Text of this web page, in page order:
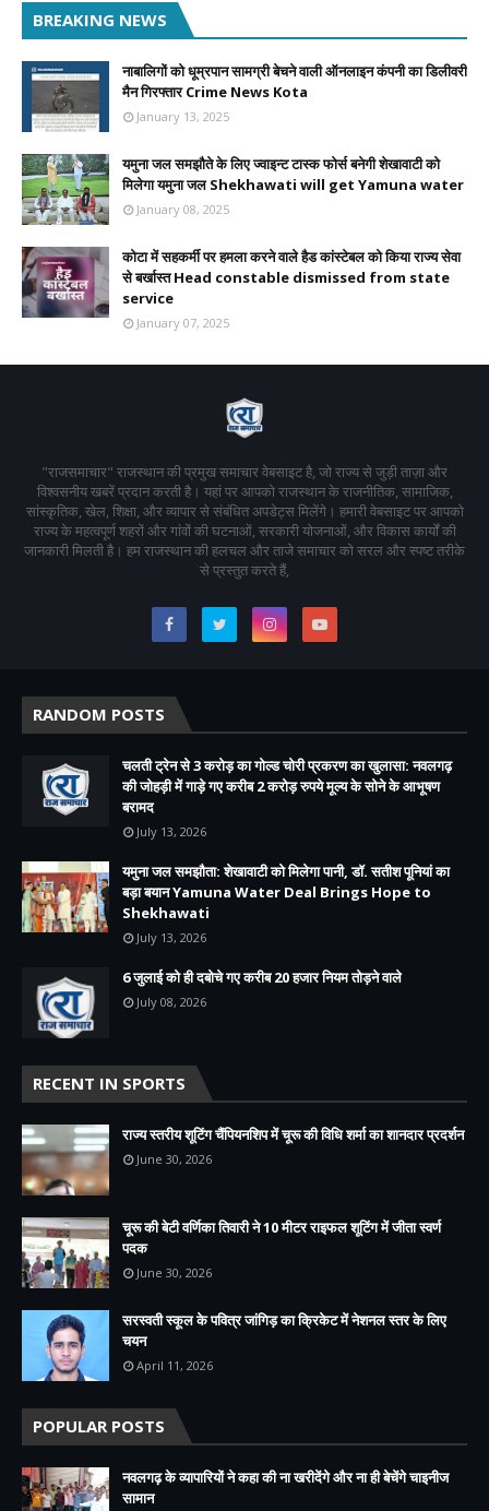
BREAKING NEWS
नाबालिगों को धूम्रपान सामग्री बेचने वाली ऑनलाइन कंपनी का डिलीवरी
मैन गिरफ्तार Crime News Kota
January 13, 2025
यमुना जल समझौते के लिए ज्वाइन्ट टास्क फोर्स बनेगी शेखावाटी को
मिलेगा यमुना जल Shekhawati will get Yamuna water
January 08, 2025
कोटा में सहकर्मी पर हमला करने वाले हैड कांस्टेबल को किया राज्य सेवा
से बर्खास्त Head constable dismissed from state
service
January 07, 2025
"राजसमाचार" राजस्थान की प्रमुख समाचार वेबसाइट है, जो राज्य से जुड़ी ताज़ा और
विश्वसनीय खबरें प्रदान करती है। यहां पर आपको राजस्थान के राजनीतिक, सामाजिक,
सांस्कृतिक, खेल, शिक्षा, और व्यापार से संबंधित अपडेट्स मिलेंगे। हमारी वेबसाइट पर आपको
राज्य के महत्वपूर्ण शहरों और गांवों की घटनाओं, सरकारी योजनाओं, और विकास कार्यों की
जानकारी मिलती है। हम राजस्थान की हलचल और ताजे समाचार को सरल और स्पष्ट तरीके
से प्रस्तुत करते हैं,
RANDOM POSTS
चलती ट्रेन से 3 करोड़ का गोल्ड चोरी प्रकरण का खुलासा: नवलगढ़
की जोहड़ी में गाड़े गए करीब 2 करोड़ रुपये मूल्य के सोने के आभूषण
बरामद
July 13, 2026
यमुना जल समझौता: शेखावाटी को मिलेगा पानी, डॉ. सतीश पूनियां का
बड़ा बयान Yamuna Water Deal Brings Hope to
Shekhawati
July 13, 2026
6 जुलाई को ही दबोचे गए करीब 20 हजार नियम तोड़ने वाले
July 08, 2026
RECENT IN SPORTS
राज्य स्तरीय शूटिंग चैंपियनशिप में चूरू की विधि शर्मा का शानदार प्रदर्शन
June 30, 2026
चूरू की बेटी वर्णिका तिवारी ने 10 मीटर राइफल शूटिंग में जीता स्वर्ण
पदक
June 30, 2026
सरस्वती स्कूल के पवित्र जांगिड़ का क्रिकेट में नेशनल स्तर के लिए
चयन
April 11, 2026
POPULAR POSTS
नवलगढ़ के व्यापारियों ने कहा की ना खरीदेंगे और ना ही बेचेंगे चाइनीज
सामान